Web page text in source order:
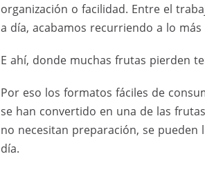
organización o facilidad. Entre el
a día, acabamos recurriendo a lo
E ahí, donde muchas frutas pierden
Por eso los formatos fáciles de
se han convertido en una de las
no necesitan preparación, se
día.